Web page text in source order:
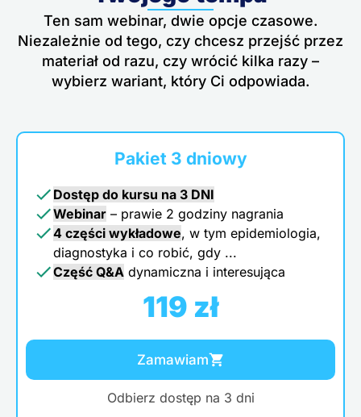
Ten sam webinar, dwie opcje czasowe.
Niezależnie od tego, czy chcesz przejść przez
materiał od razu, czy wrócić kilka razy –
wybierz wariant, który Ci odpowiada.
Pakiet 3 dniowy
Dostęp do kursu na 3 DNI
Webinar – prawie 2 godziny nagrania
4 części wykładowe, w tym epidemiologia,
diagnostyka i co robić, gdy ...
Część Q&A dynamiczna i interesująca
119 zł
Zamawiam
Odbierz dostęp na 3 dni